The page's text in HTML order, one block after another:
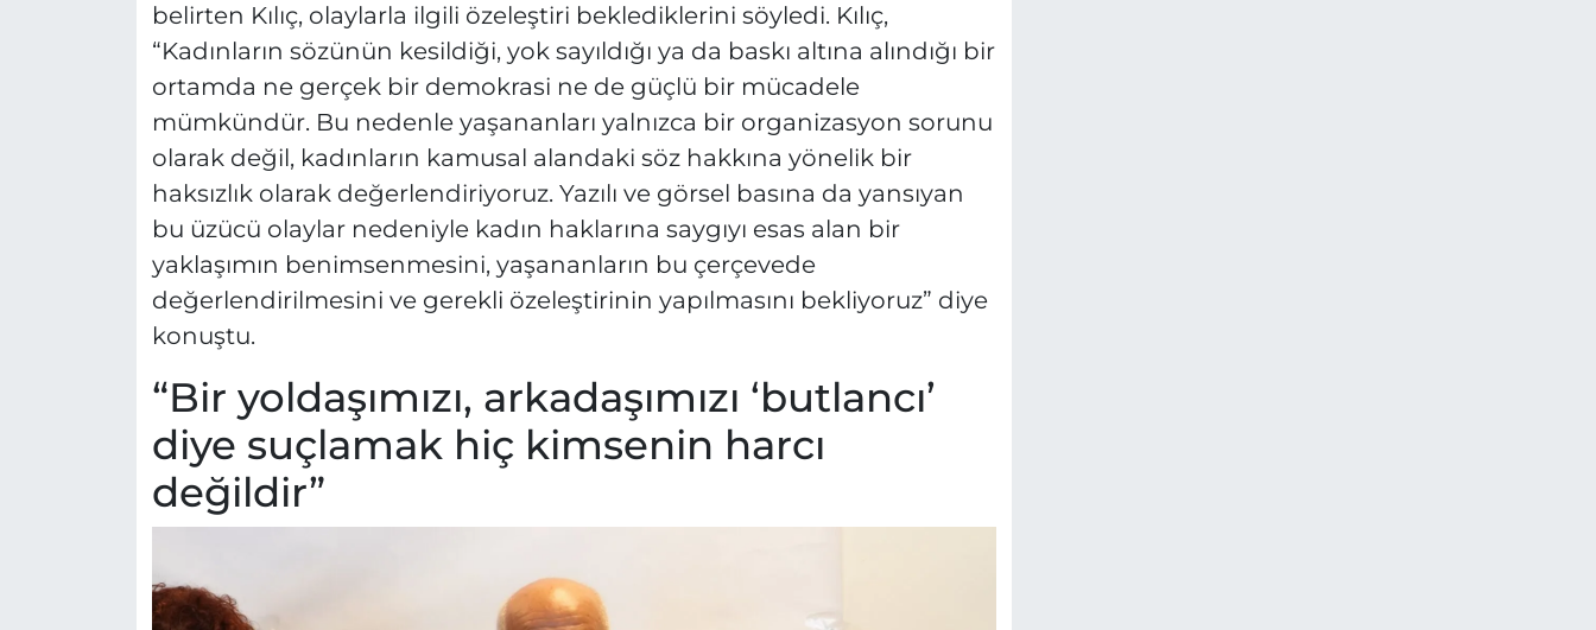
belirten Kılıç, olaylarla ilgili özeleştiri beklediklerini söyledi. Kılıç,
“Kadınların sözünün kesildiği, yok sayıldığı ya da baskı altına alındığı bir
ortamda ne gerçek bir demokrasi ne de güçlü bir mücadele
mümkündür. Bu nedenle yaşananları yalnızca bir organizasyon sorunu
olarak değil, kadınların kamusal alandaki söz hakkına yönelik bir
haksızlık olarak değerlendiriyoruz. Yazılı ve görsel basına da yansıyan
bu üzücü olaylar nedeniyle kadın haklarına saygıyı esas alan bir
yaklaşımın benimsenmesini, yaşananların bu çerçevede
değerlendirilmesini ve gerekli özeleştirinin yapılmasını bekliyoruz” diye
konuştu.
“Bir yoldaşımızı, arkadaşımızı ‘butlancı’
diye suçlamak hiç kimsenin harcı
değildir”